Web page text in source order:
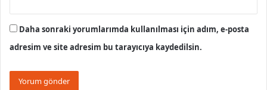
Daha sonraki yorumlarımda kullanılması için adım, e-posta
adresim ve site adresim bu tarayıcıya kaydedilsin.